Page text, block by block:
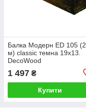
Балка Модерн ED 105 (2
м) classic темна 19х13.
DecoWood
1 497 ₴
Купити